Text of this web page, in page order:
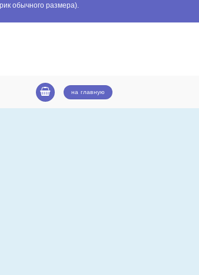
обычного размера).
на главную